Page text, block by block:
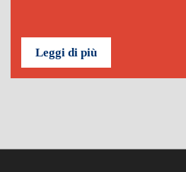
Leggi di più